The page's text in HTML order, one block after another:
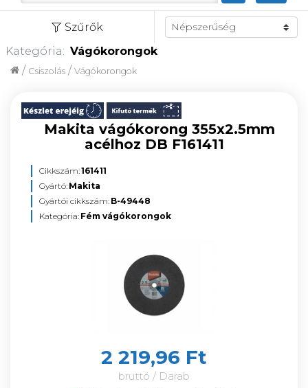
Szűrők
Kategória: Vágókorongok
Vágókorongok
/
Csiszolás
/
Makita vágókorong 355x2.5mm
acélhoz DB F161411
Cikkszám:161411
Gyártó: Makita
Gyártói cikkszám: B-49448
Kategória: Fém vágókorongok
2 219,96 Ft
bruttó / Darab